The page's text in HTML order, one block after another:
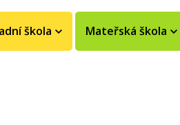
škola Mateřská škola